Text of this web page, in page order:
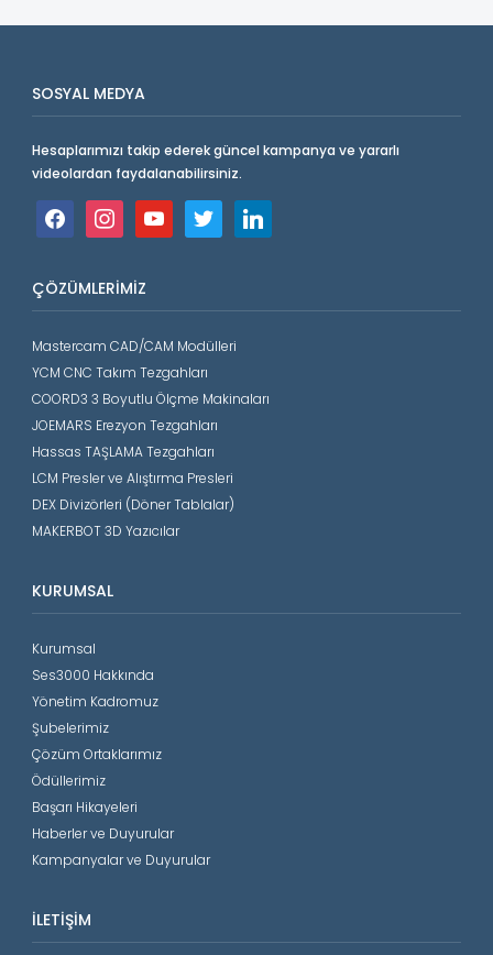
SOSYAL MEDYA
Hesaplarımızı takip ederek güncel kampanya ve yararlı
videolardan faydalanabilirsiniz.
facebookinstagramyoutube twitter linkedin
ÇÖZÜMLERIMIZ
Mastercam CAD/CAM Modülleri
YCM CNC Takım Tezgahları
COORD3 3 Boyutlu Ölçme Makinaları
JOEMARS Erezyon Tezgahları
Hassas TAŞLAMA Tezgahları
LCM Presler ve Alıştırma Presleri
DEX Divizörleri (Döner Tablalar)
MAKERBOT 3D Yazıcılar
KURUMSAL
Kurumsal
Ses3000 Hakkında
Yönetim Kadromuz
Şubelerimiz
Çözüm Ortaklarımız
Ödüllerimiz
Başarı Hikayeleri
Haberler ve Duyurular
Kampanyalar ve Duyurular
İLETIŞIM